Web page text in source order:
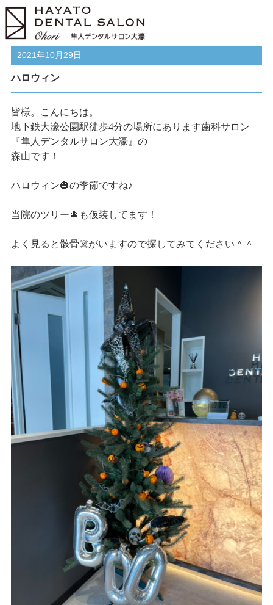
2021年10月29日
ハロウィン
皆様。こんにちは。
地下鉄大濠公園駅徒歩4分の場所にあります歯科サロン
『隼人デンタルサロン大濠』の
森山です！
ハロウィン🎃の季節ですね♪
当院のツリー🎄も仮装してます！
よく見ると骸骨☠️がいますので探してみてください＾＾